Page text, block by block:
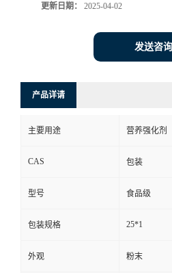
更新日期： 2025-04-02
发送咨
产品详请
主要用途 营养强化剂
CAS 包装
型号 食品级
包装规格 25*1
外观 粉末